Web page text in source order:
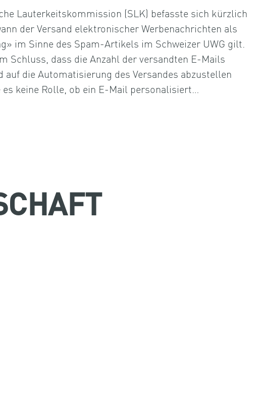
Lauterkeitskommission (SLK) befasste sich kürzlich
der Versand elektronischer Werbenachrichten als
im Sinne des Spam-Artikels im Schweizer UWG gilt.
Schluss, dass die Anzahl der versandten E-Mails
auf die Automatisierung des Versandes abzustellen
keine Rolle, ob ein E-Mail personalisiert…